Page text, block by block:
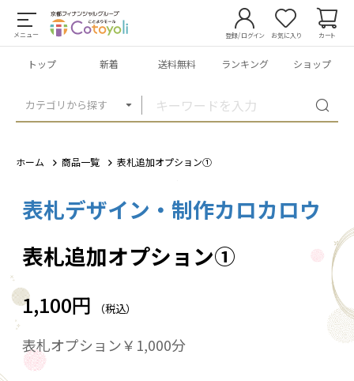
メニュー
カテゴリから探す
登録/ログイン お気に入り カート
トップ 新着 送料無料 ランキング ショップ
ホーム 商品一覧 表札追加オプション①
1
表札デザイン・制作カロカロウ
表札追加オプション①
1,100円 （税込）
表札オプション￥1,000分